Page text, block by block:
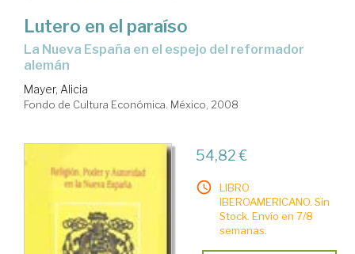
Lutero en el paraíso
la Nueva España en el espejo del reformador
alemán
Mayer, Alicia
Fondo de Cultura Económica. México, 2008
54,82 €
LIBRO
IBEROAMERICANO. Sin
Stock. Envío en 7/8
semanas.